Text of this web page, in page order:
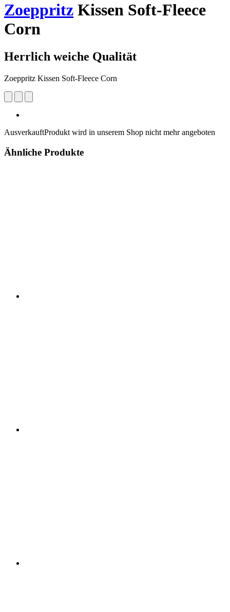
Zoeppritz Kissen Soft-Fleece
Corn
Herrlich weiche Qualität
Zoeppritz Kissen Soft-Fleece Corn
AusverkauftProdukt wird in unserem Shop nicht mehr angeboten
Ähnliche Produkte